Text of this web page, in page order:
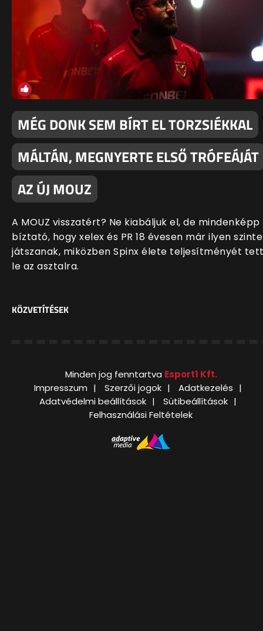
MÉG DONK SEM BÍRT EL TORZSIÉKKAL
MÁLTÁN, MEGNYERTE ELSŐ TRÓFEÁJÁT
AZ ÚJ MOUZ
A MOUZ visszatért? Ne kiabáljuk el, de mindenképp
bíztató, hogy xelex és PR 18 évesen már ilyen
játszanak, miközben Spinx élete teljesítményét
le az asztalra.
KÖZVETÍTÉSEK
Minden jog fenntartva Esport1 Kft.
Impresszum
Szerzői jogok
Adatkezelés
Adatvédelmi beállítások
Sütibeállítások
Felhasználási Feltételek